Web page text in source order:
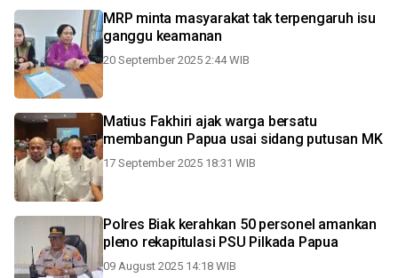
MRP minta masyarakat tak terpengaruh isu
ganggu keamanan
20 September 2025 2:44 WIB
Matius Fakhiri ajak warga bersatu
membangun Papua usai sidang putusan MK
17 September 2025 18:31 WIB
Polres Biak kerahkan 50 personel amankan
pleno rekapitulasi PSU Pilkada Papua
09 August 2025 14:18 WIB